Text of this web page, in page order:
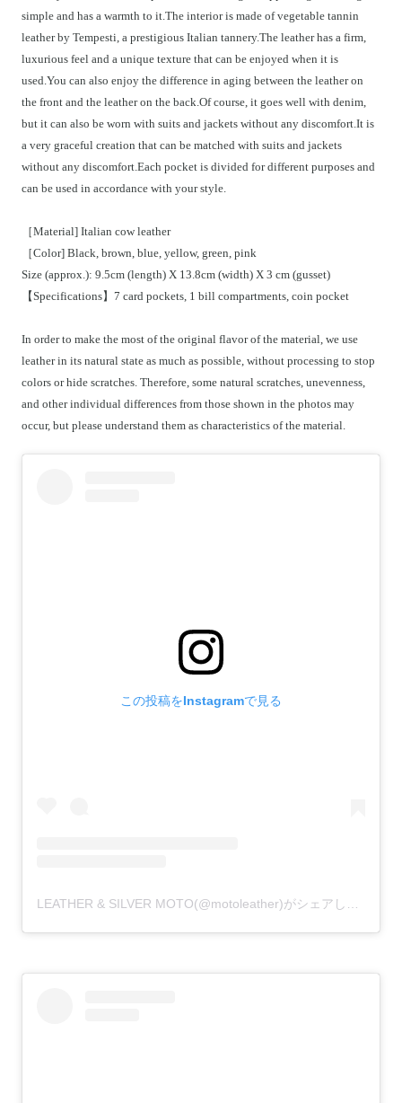
simple and has a warmth to it.The interior is made of vegetable tannin
leather by Tempesti, a prestigious Italian tannery.The leather has a firm,
luxurious feel and a unique texture that can be enjoyed when it is
used.You can also enjoy the difference in aging between the leather on
the front and the leather on the back.Of course, it goes well with denim,
but it can also be worn with suits and jackets without any discomfort.It is
a very graceful creation that can be matched with suits and jackets
without any discomfort.Each pocket is divided for different purposes and
can be used in accordance with your style.
［Material] Italian cow leather
［Color] Black, brown, blue, yellow, green, pink
Size (approx.): 9.5cm (length) X 13.8cm (width) X 3 cm (gusset)
【Specifications】7 card pockets, 1 bill compartments, coin pocket
In order to make the most of the original flavor of the material, we use
leather in its natural state as much as possible, without processing to stop
colors or hide scratches. Therefore, some natural scratches, unevenness,
and other individual differences from those shown in the photos may
occur, but please understand them as characteristics of the material.
この投稿をInstagramで見る
LEATHER & SILVER MOTO(@motoleather)がシェアした投稿